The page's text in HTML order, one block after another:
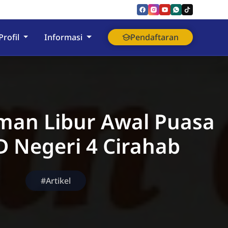
Informasi Pendaftaran
Libur Awal Puasa
Negeri 4 Cirahab
#Artikel